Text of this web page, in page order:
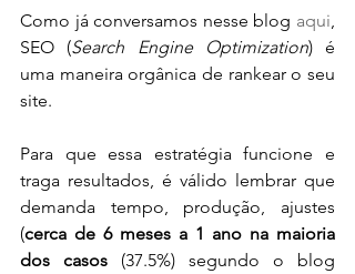
Como já conversamos nesse blog aqui
SEO (Search Engine Optimization) é
uma maneira orgânica de rankear o seu
site.
Para que essa estratégia funcione e
traga resultados, é válido lembrar que
demanda tempo, produção, ajustes
(cerca de 6 meses a 1 ano na maioria
dos casos